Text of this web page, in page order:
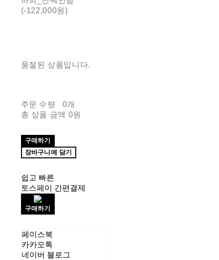
(-122,000원)
품절된 상품입니다.
주문 수량
0개
총 상품 금액 0원
구매하기
장바구니에 담기
쉽고 빠른
토스페이 간편결제
구매하기
페이스북
카카오톡
네이버 블로그